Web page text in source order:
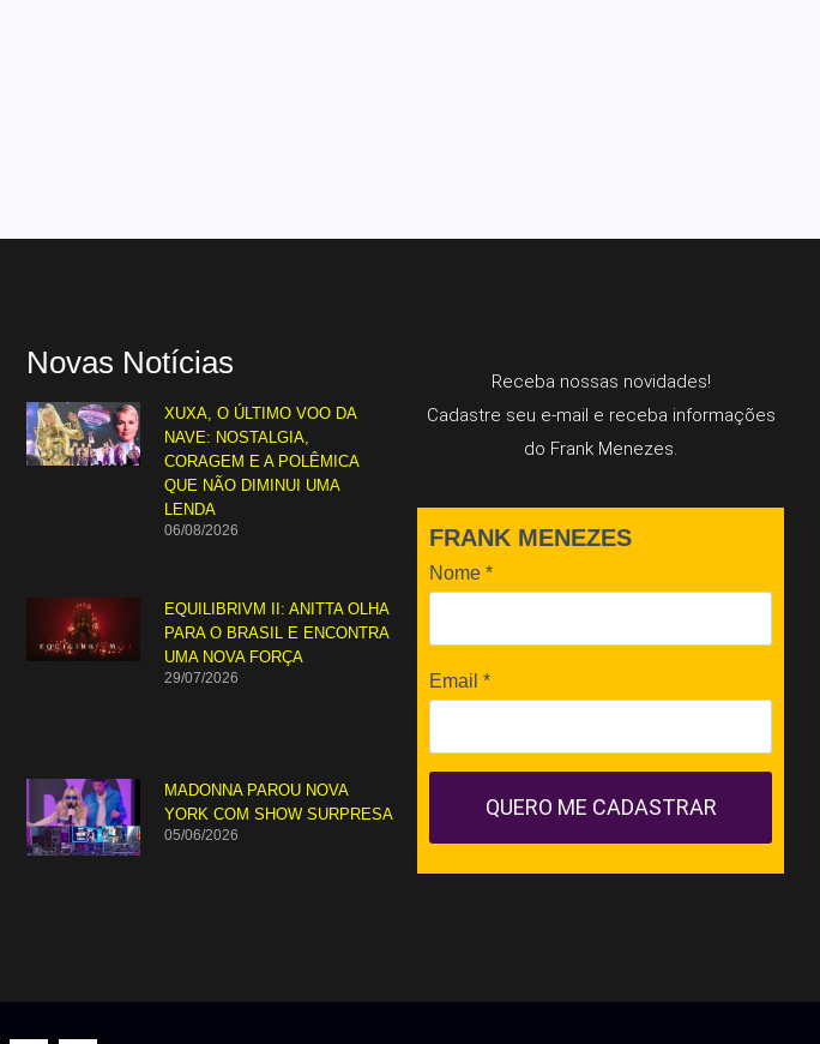
Novas Notícias
XUXA, O ÚLTIMO VOO DA
NAVE: NOSTALGIA,
CORAGEM E A POLÊMICA
QUE NÃO DIMINUI UMA
LENDA
06/08/2026
EQUILIBRIVM II: ANITTA OLHA
PARA O BRASIL E ENCONTRA
UMA NOVA FORÇA
29/07/2026
MADONNA PAROU NOVA
YORK COM SHOW SURPRESA
05/06/2026
Receba nossas novidades!
Cadastre seu e-mail e receba informações
do Frank Menezes.
FRANK MENEZES
Nome *
Email *
QUERO ME CADASTRAR